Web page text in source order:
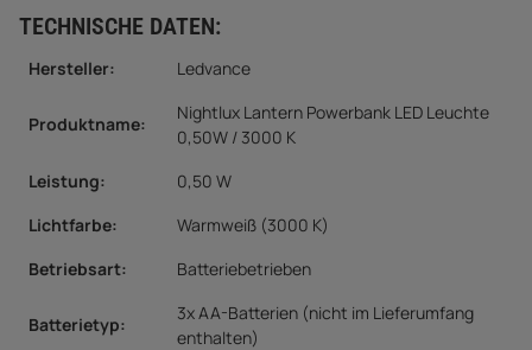
TECHNISCHE DATEN:
Hersteller: Ledvance
Produktname:
Nightlux Lantern Powerbank LED Leuchte
0,50W / 3000 K
Leistung:
0,50 W
Lichtfarbe:
Warmweiß (3000 K)
Betriebsart:
Batteriebetrieben
Batterietyp:
3x AA-Batterien (nicht im Lieferumfang
enthalten)